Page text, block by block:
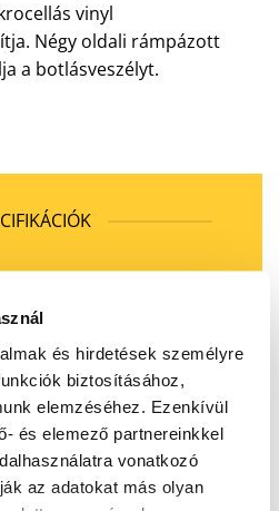
és hirdetések személyre
biztosításához,
elemzéséhez. Ezenkívül
és elemező partnereinkkel
vonatkozó
az adatokat más olyan
vinyl
Négy oldali rámpázott
a botlásveszélyt.
FÁRADTSÁG
CSÖKKENTŐ